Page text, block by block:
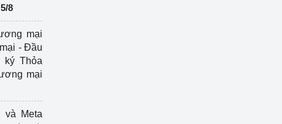
8
mại
- Đầu
Thỏa
mại
và Meta